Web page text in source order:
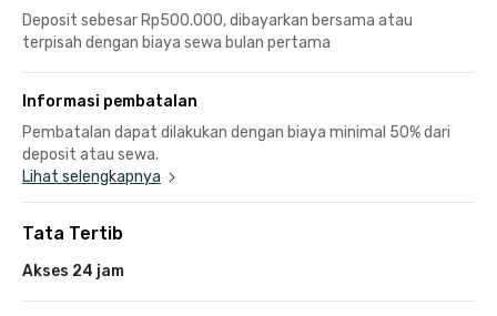
Deposit sebesar Rp500.000, dibayarkan bersama atau
terpisah dengan biaya sewa bulan pertama
Informasi pembatalan
Pembatalan dapat dilakukan dengan biaya minimal 50% dari
deposit atau sewa.
Lihat selengkapnya
Tata Tertib
Akses 24 jam